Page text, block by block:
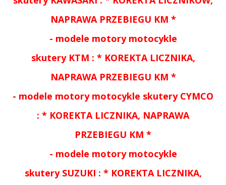
NAPRAWA PRZEBIEGU KM *
- modele motory motocykle
skutery KTM : * KOREKTA LICZNIKA,
NAPRAWA PRZEBIEGU KM *
- modele motory motocykle skutery CYMCO
: * KOREKTA LICZNIKA, NAPRAWA
PRZEBIEGU KM *
- modele motory motocykle
skutery SUZUKI : * KOREKTA LICZNIKA,